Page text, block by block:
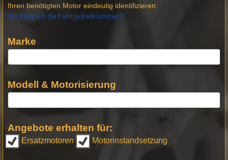
Ihren benötigten Motor eindeutig identifizieren.
Wo finde ich die Fahrgestellnummer?
Marke
Modell & Motorisierung
Angebote erhalten für:
Ersatzmotoren Motorinstandsetzung